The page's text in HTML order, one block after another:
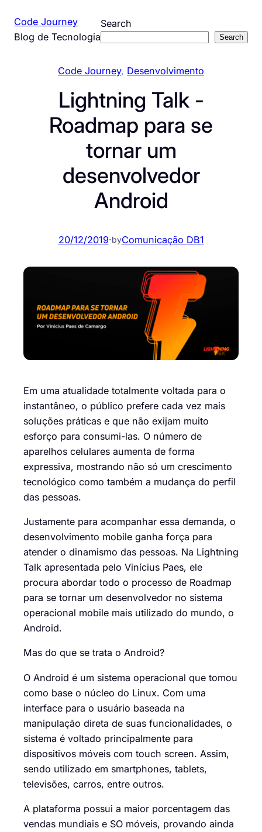
para
Code Journey
Blog de Tecnologia
Search
Search
Code Journey, Desenvolvimento
Lightning Talk -
Roadmap para se
tornar um
desenvolvedor
Android
20/12/2019·byComunicação DB1
Em uma atualidade totalmente voltada para o
instantâneo, o público prefere cada vez mais
soluções práticas e que não exijam muito
esforço para consumi-las. O número de
aparelhos celulares aumenta de forma
expressiva, mostrando não só um crescimento
tecnológico como também a mudança do perfil
das pessoas.
Justamente para acompanhar essa demanda, o
desenvolvimento mobile ganha força para
atender o dinamismo das pessoas. Na Lightning
Talk apresentada pelo Vinícius Paes, ele
procura abordar todo o processo de Roadmap
para se tornar um desenvolvedor no sistema
operacional mobile mais utilizado do mundo, o
Android.
Mas do que se trata o Android?
O Android é um sistema operacional que tomou
como base o núcleo do Linux. Com uma
interface para o usuário baseada na
manipulação direta de suas funcionalidades, o
sistema é voltado principalmente para
dispositivos móveis com touch screen. Assim,
sendo utilizado em smartphones, tablets,
televisões, carros, entre outros.
A plataforma possui a maior porcentagem das
vendas mundiais e SO móveis, provando ainda